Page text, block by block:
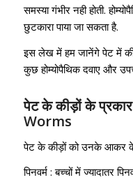
समस्या गंभीर नही होती.
छुटकारा पाया जा सकता है.
इस लेख में हम जानेंगे पेट में
कुछ होम्योपैथिक दवाए और
पेट के कीड़ों के
Worms
पेट के कीड़ों को उनके आकर
पिनवर्म : बच्चों में ज्यादातर